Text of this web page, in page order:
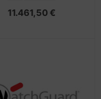
11.461,50 €